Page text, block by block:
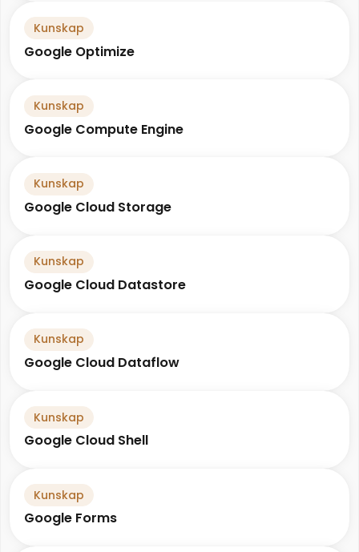
Kunskap
Google Optimize
Kunskap
Google Compute Engine
Kunskap
Google Cloud Storage
Kunskap
Google Cloud Datastore
Kunskap
Google Cloud Dataflow
Kunskap
Google Cloud Shell
Kunskap
Google Forms